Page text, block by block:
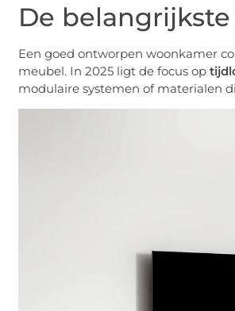
De
Een goed ontworpen woonkamer
meubel. In 2025 ligt de focus op
modulaire systemen of materialen